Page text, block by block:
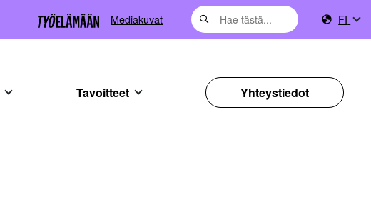
Mediakuvat FI
Tavoitteet Yhteystiedot